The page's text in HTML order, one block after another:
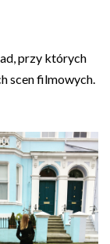
przy których
scen filmowych.